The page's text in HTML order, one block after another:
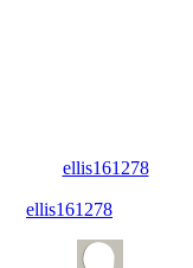
ellis161278
ellis161278